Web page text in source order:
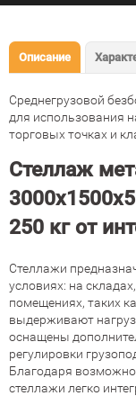
Описание
Среднегрузовой
для использования
торговых точках и
Стеллаж
250 кг от
Стеллажи
условиях: на
помещениях, таких
выдерживают
оснащены
регулировки
Благодаря
стеллажи легко